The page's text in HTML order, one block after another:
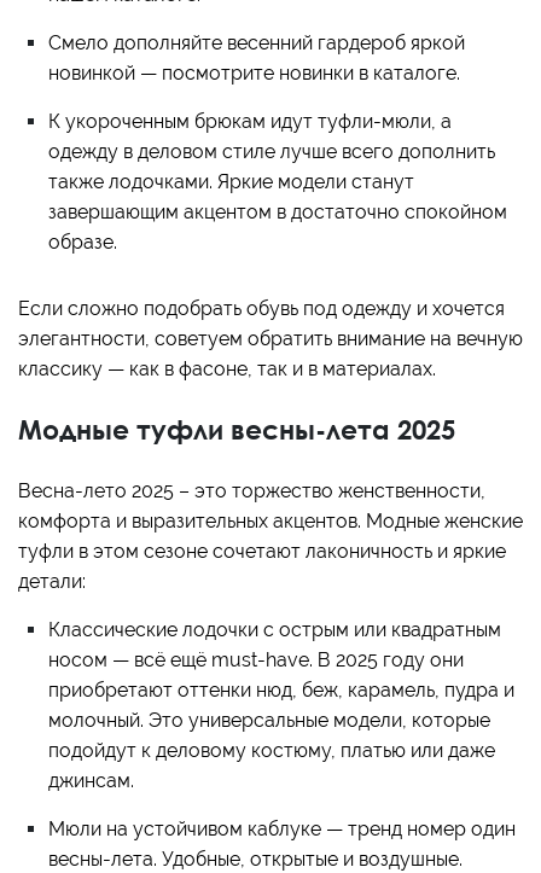
Смело дополняйте весенний гардероб яркой
новинкой — посмотрите новинки в каталоге.
К укороченным брюкам идут туфли-мюли, а
одежду в деловом стиле лучше всего дополнить
также лодочками. Яркие модели станут
завершающим акцентом в достаточно спокойном
образе.
Если сложно подобрать обувь под одежду и хочется
элегантности, советуем обратить внимание на вечную
классику — как в фасоне, так и в материалах.
Модные туфли весны-лета 2025
Весна-лето 2025 – это торжество женственности,
комфорта и выразительных акцентов. Модные женские
туфли в этом сезоне сочетают лаконичность и яркие
детали:
Классические лодочки с острым или квадратным
носом — всё ещё must-have. В 2025 году они
приобретают оттенки нюд, беж, карамель, пудра и
молочный. Это универсальные модели, которые
подойдут к деловому костюму, платью или даже
джинсам.
Мюли на устойчивом каблуке — тренд номер один
весны-лета. Удобные, открытые и воздушные.